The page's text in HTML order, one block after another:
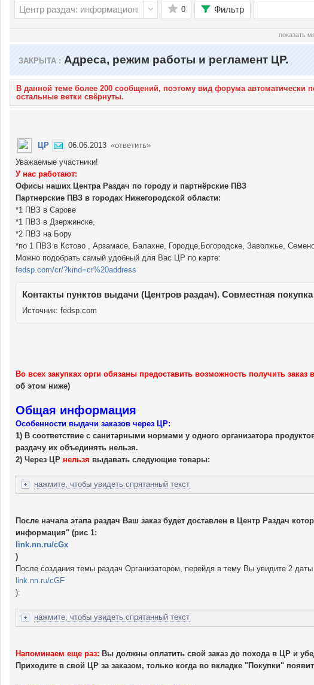
0 Фильтр
показать
ЗАКРЫТА Адреса, режим работы и регламент ЦР.
В данной теме более 200 сообщений, поэтому вид форума
остальные ветки свёрнуты.
ЦР 06.06.2013 «ответить»
Уважаемые участники!
У нас работают:
Офисы наших Центра Раздач по городу и партнёрские ПВЗ
Партнерские ПВЗ в городах Нижегородской области:
*1 ПВЗ в Сарове
*1 ПВЗ в Дзержинске,
*2 ПВЗ на Бору
*по 1 ПВЗ в Кстово , Арзамасе, Балахне, Городце,Богородске, Заволжье,
Можно подобрать самый удобный для Вас ЦР по карте:
fedsp.com/cr/?kind=cr%20address
Контакты пунктов выдачи (Центров раздач). Совместная
Источник: fedsp.com
Во всех закупках орги обязаны предоставить возможность получить
об этом ниже)
Общая информация
Особенности выдачи заказов через ЦР:
1) В соответствие с санитарными нормами у одного организатора
раздачу их объединять нельзя.
2) Через ЦР нельзя выдавать следующие товары:
нажмите, чтобы увидеть спрятанный текст
После начала этапа раздач Ваш заказ будет доставлен в Центр Раздач
информация" (рис 1:
link.nn.ru/cGx
)
После создания темы раздач Организатором, перейдя в тему Вы увидите 2
link.nn.ru/cGF
):
нажмите, чтобы увидеть спрятанный текст
Напоминаем еще раз: Вы должны оплатить свой заказ до похода в ЦР и
Приходите в свой ЦР за заказом, только когда во вкладке "Покупки"